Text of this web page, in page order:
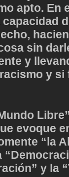
apto. En
sin
y
y
evoque
“la
y la